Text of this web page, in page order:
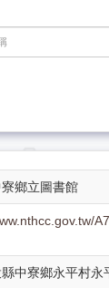
鄉立圖書館
中寮鄉永平村永